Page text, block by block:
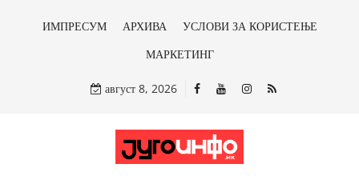
ИМПРЕСУМ АРХИВА
УСЛОВИ ЗА КОРИСТЕЊЕ
МАРКЕТИНГ
август 8, 2026